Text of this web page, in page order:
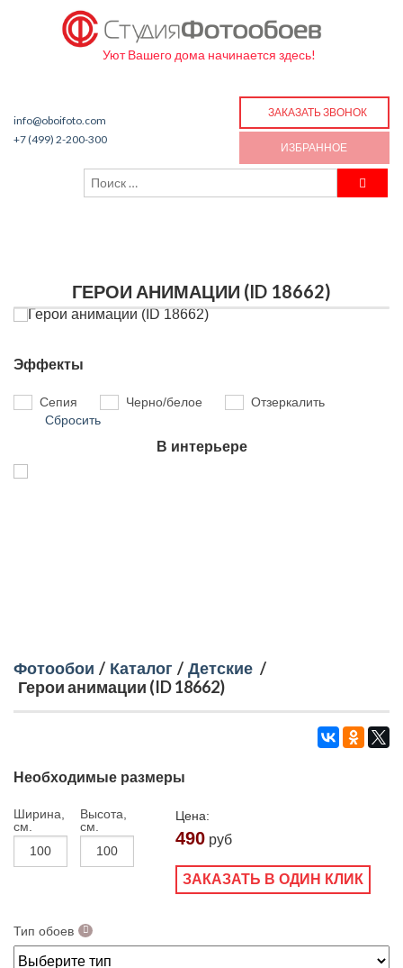
Уют Вашего дома начинается здесь!
info@oboifoto.com
+7 (499) 2-200-300
ЗАКАЗАТЬ ЗВОНОК
ИЗБРАННОЕ
ГЕРОИ АНИМАЦИИ (ID 18662)
Эффекты
Сепия Черно/белое
Отзеркалить
Сбросить
В интерьере
Фотообои / Каталог / Детские /
Герои анимации (ID 18662)
Необходимые размеры
Ширина,
см.
Высота,
см.
Цена:
490 руб
ЗАКАЗАТЬ В ОДИН КЛИК
Тип обоев